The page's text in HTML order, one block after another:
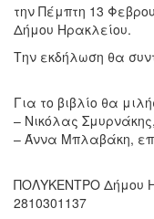
την Πέμπτη 13
Δήμου Ηρακλείου.
Την εκδήλωση θα
Για το βιβλίο θα
– Νικόλας
– Άννα Μπλαβάκη,
ΠΟΛΥΚΕΝΤΡΟ Δήμου
2810301137